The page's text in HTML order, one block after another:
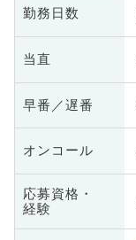
勤務日数
当直
早番／遅番
オンコール
応募資格・
経験